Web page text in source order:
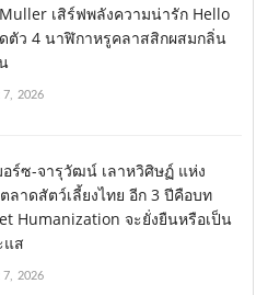
เสิร์ฟพลังความน่ารัก Hello
ตัว 4 นาฬิกาหรูคลาสสิกผสมกลิ่น
7, 2026
อร์ซ-จารุวัฒน์ เลาหวิศิษฏ์ แห่ง
ลาดสัตว์เลี้ยงไทย อีก 3 ปีคือบท
Humanization จะยั่งยืนหรือเป็น
แส
7, 2026